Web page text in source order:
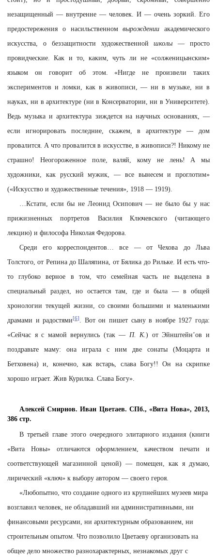
незащищенный — внутренне — человек. И — очень зоркий. Его
предостережения о насильственномвырождении академического
искусства, о беззащитности художественнойшколы — просто
провидческие. Как и то, каким, чуть ли не «солженицынским»
языком он говорит об этом. «Нигде не произвели таких
экспериментов и ломки, как в живописи, — ни в музыке, ни в
науках, ни в архитектуре (ни в Консерватории, ни в Университете).
Ведь музыка и архитектура зиждется на научных основаниях, —
если игнорировать последние, скажем, в архитектуре — дом
провалится. А что провалится в искусстве, в живописи?! Никому не
страшно! Неогороженное поле, валяй, кому не лень! А мы
художники, как русский мужик, — все вынесем и проглотим»
(«Искусство и художественные течения», 1918 — 1919).
…Кстати, если бы не Леонид Осипович — не было бы у нас
прижизненных портретов Василия Ключевского (читающего
лекцию) и философа Николая Федорова.
Среди его корреспондентов… все — от Чехова до Льва
Толстого, от Репина до Шаляпина, от Бялика до Рильке. И есть что-
то глубоко верное в том, что семейная часть не выделена в
специальный раздел, но остается там, где и была — в общей
хронологии текущей жизни, со своими большими и маленькими
драмами и радостями[6] . Вот он пишет сыну в ноябре 1927 года:
«Сейчас я с мамой вернулись (так — П. К.) от Эйнштейн’ов и
поздравьте маму: она играла с ним две сонаты (Моцарта и
Бетховена) и, конечно, как встарь, слава Богу!! Он на скрипке
хорошо играет. Жив Курилка. Слава Богу».
Алексей Смирнов. Иван Цветаев. СПб., «Вита Нова», 2013,
386 стр.
В третьей главе этого очередного элитарного издания (книги
«Вита Новы» отличаются оформлением, качеством печати и
соответствующей магазинной ценой) — помещен, как я думаю,
лирический «ключ» к выбору автором — своего героя.
«Любопытно, что создание одного из крупнейших музеев мира
возглавил человек, не обладавший ни административными, ни
финансовыми ресурсами, ни архитектурным образованием, ни
строительным опытом. Что позволило Цветаеву организовать на
общее дело множество разнохарактерных, незнакомых друг с